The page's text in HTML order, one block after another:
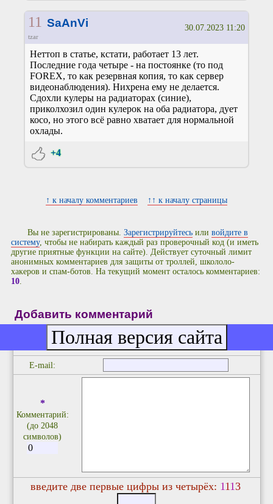
11 SaAnVi
tzar
30.07.2023 11:20
Неттоп в статье, кстати, работает 13 лет.
Последние года четыре - на постоянке (то под
FOREX, то как резервная копия, то как сервер
видеонаблюдения). Нихрена ему не делается.
Сдохли кулеры на радиаторах (синие),
приколхозил один кулерок на оба радиатора, дует
косо, но этого всё равно хватает для нормальной
охлады.
+4
↑ к началу комментариев ↑↑ к началу страницы
Вы не зарегистрированы.Зарегистрируйтесь иливойдите в
систему, чтобы не набирать каждый раз проверочный код (и иметь
другие приятные функции на сайте). Действует суточный лимит
анонимных комментариев для защиты от троллей, школоло-
хакеров и спам-ботов. На текущий момент осталось комментариев:
10.
Добавить комментарий
ник:
E-mail:
*
Комментарий:
(до 2048
символов)
введите две первые цифры из четырёх: 1113